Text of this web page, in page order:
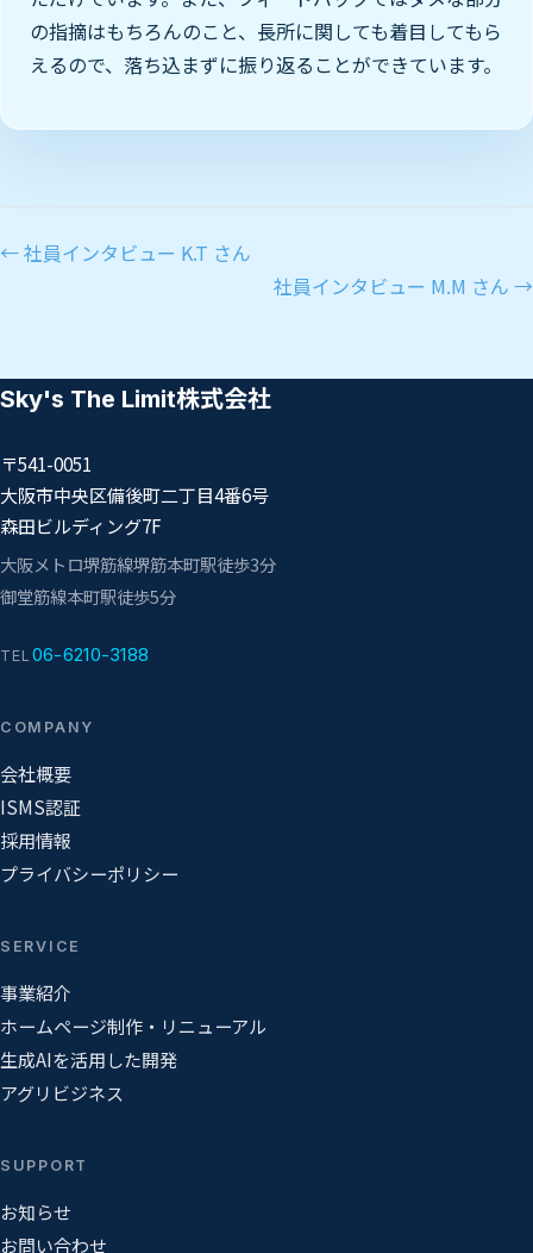
の指摘はもちろんのこと、長所に関しても着目してもら
えるので、落ち込まずに振り返ることができています。
← 社員インタビュー K.T さん
社員インタビュー M.M さん →
Sky's The Limit株式会社
〒541-0051
大阪市中央区備後町二丁目4番6号
森田ビルディング7F
大阪メトロ堺筋線堺筋本町駅徒歩3分
御堂筋線本町駅徒歩5分
TEL 06-6210-3188
COMPANY
会社概要
ISMS認証
採用情報
プライバシーポリシー
SERVICE
事業紹介
ホームページ制作・リニューアル
生成AIを活用した開発
アグリビジネス
SUPPORT
お知らせ
お問い合わせ